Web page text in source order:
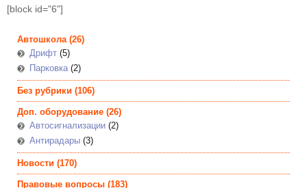
[block id="6"]
Автошкола(26)
Дрифт (5)
Парковка(2)
Без рубрики (106)
Доп. оборудование (26)
Автосигнализации (2)
Антирадары (3)
Новости (170)
Правовые вопросы (183)